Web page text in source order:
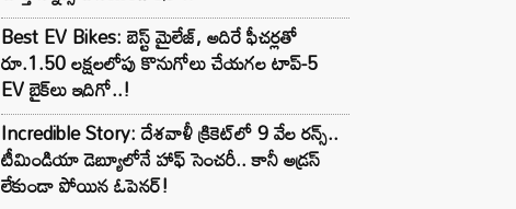
Best EV Bikes: బెస్ట్ మైలేజ్, అదిరే ఫీచర్లతో
రూ.1.50 లక్షలలోపు కొనుగోలు చేయగల టాప్-5
EV బైక్‌లు ఇదిగో..!
Incredible Story: దేశవాళీ క్రికెట్‌లో 9 వేల రన్స్..
టీమిండియా డెబ్యూలోనే హాఫ్ సెంచరీ.. కానీ అడ్రస్
లేకుండా పోయిన ఓపెనర్!